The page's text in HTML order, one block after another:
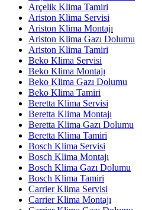
Arçelik Klima Tamiri
Ariston Klima Servisi
Ariston Klima Montajı
Ariston Klima Gazı Dolumu
Ariston Klima Tamiri
Beko Klima Servisi
Beko Klima Montajı
Beko Klima Gazı Dolumu
Beko Klima Tamiri
Beretta Klima Servisi
Beretta Klima Montajı
Beretta Klima Gazı Dolumu
Beretta Klima Tamiri
Bosch Klima Servisi
Bosch Klima Montajı
Bosch Klima Gazı Dolumu
Bosch Klima Tamiri
Carrier Klima Servisi
Carrier Klima Montajı